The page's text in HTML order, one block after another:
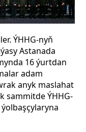
ÝHHG-nyň
Astanada
16 ýurtdan
adam
anyk maslahat
sammitde ÝHHG-